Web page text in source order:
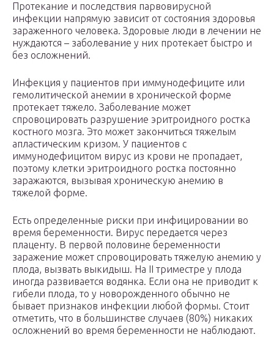
Протекание и последствия парвовирусной
инфекции напрямую зависит от состояния здоровья
зараженного человека. Здоровые люди в лечении не
нуждаются – заболевание у них протекает быстро и
без осложнений.
Инфекция у пациентов при иммунодефиците или
гемолитической анемии в хронической форме
протекает тяжело. Заболевание может
спровоцировать разрушение эритроидного ростка
костного мозга. Это может закончиться тяжелым
апластическим кризом. У пациентов с
иммунодефицитом вирус из крови не пропадает,
поэтому клетки эритроидного ростка постоянно
заражаются, вызывая хроническую анемию в
тяжелой форме.
Есть определенные риски при инфицировании во
время беременности. Вирус передается через
плаценту. В первой половине беременности
заражение может спровоцировать тяжелую анемию у
плода, вызвать выкидыш. На II триместре у плода
иногда развивается водянка. Если она не приводит к
гибели плода, то у новорожденного обычно не
бывает признаков инфекции любой формы. Стоит
отметить, что в большинстве случаев (80%) никаких
осложнений во время беременности не наблюдают.